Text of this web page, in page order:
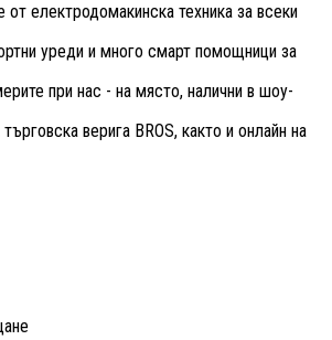
от електродомакинска техника за всеки
уреди и много смарт помощници за
при нас - на място, налични в шоу-
верига BROS, както и онлайн на